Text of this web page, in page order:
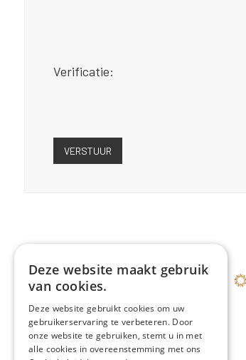
Verificatie:
Deze website maakt gebruik
van cookies.
Deze website gebruikt cookies om uw
gebruikerservaring te verbeteren. Door
onze website te gebruiken, stemt u in met
alle cookies in overeenstemming met ons